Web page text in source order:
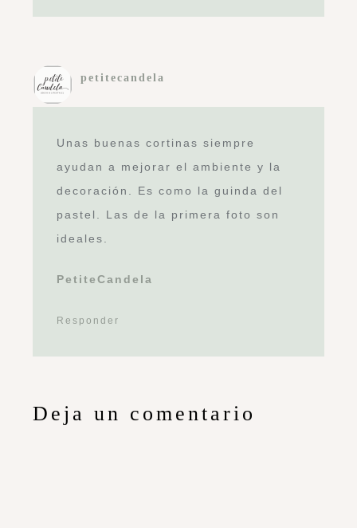
petitecandela
Unas buenas cortinas siempre
ayudan a mejorar el ambiente y la
decoración. Es como la guinda del
pastel. Las de la primera foto son
ideales.
PetiteCandela
Responder
Deja un comentario